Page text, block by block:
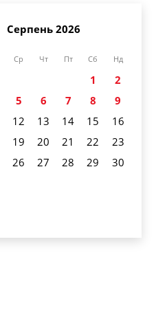
Серпень 2026
Ср Чт Пт Сб Нд
1
2
5 6 7 8
9
12 13 14 15
16
19 20 21 22
23
26 27 28 29
30